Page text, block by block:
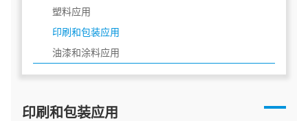
塑料应用
印刷和包装应用
油漆和涂料应用
印刷和包装应用